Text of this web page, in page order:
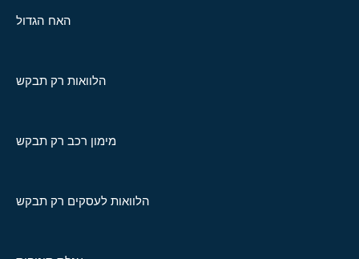
האח הגדול
הלוואות רק תבקש
מימון רכב רק תבקש
הלוואות לעסקים רק תבקש